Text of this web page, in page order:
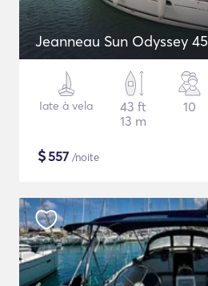
Jeanneau Sun Odyssey 45
Iate à vela
43 ft
13 m
10
$557 /noite